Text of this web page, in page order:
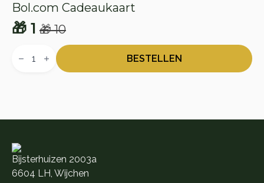
Bol.com Cadeaukaart
🎁10
Oorspronkelijke
prijs
🎁 1
Huidige
prijs
Cadeaukaart
BESTELLEN
Bijsterhuizen 2003a
6604 LH, Wijchen